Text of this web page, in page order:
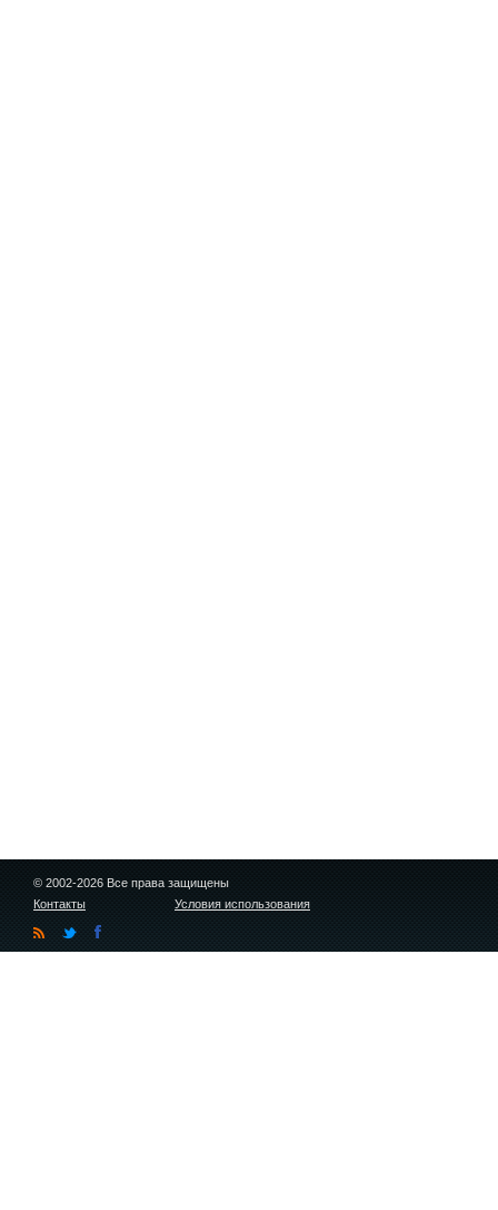
© 2002-2026 Все права защищены
Контакты
Условия использования